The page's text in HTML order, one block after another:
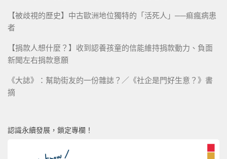
【被歧視的歷史】中古歐洲地位獨特的「活死人」──痲瘋病患
者
【捐款人想什麼？】收到認養孩童的信能維持捐款動力、負面
新聞左右捐款意願
《大誌》：幫助街友的一份雜誌？／《社企是門好生意？》書
摘
認識永續發展，鎖定專欄！